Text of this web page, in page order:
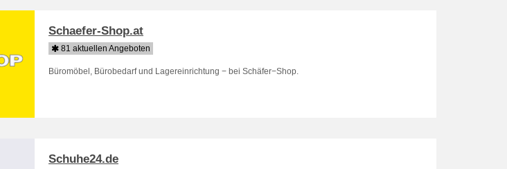
Schaefer-Shop.at
81 aktuellen Angeboten
Büromöbel, Bürobedarf und Lagereinrichtung − bei Schäfer−Shop.
Schuhe24.de